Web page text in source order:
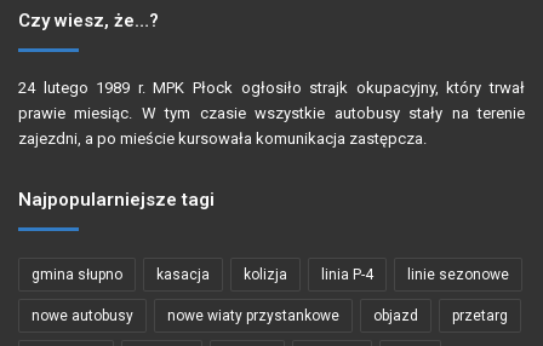
Czy wiesz, że…?
24 lutego 1989 r. MPK Płock ogłosiło strajk okupacyjny, który trwał
prawie miesiąc. W tym czasie wszystkie autobusy stały na terenie
zajezdni, a po mieście kursowała komunikacja zastępcza.
Najpopularniejsze tagi
gmina słupno kasacja kolizja linia P-4 linie sezonowe
nowe autobusy nowe wiaty przystankowe objazd przetarg